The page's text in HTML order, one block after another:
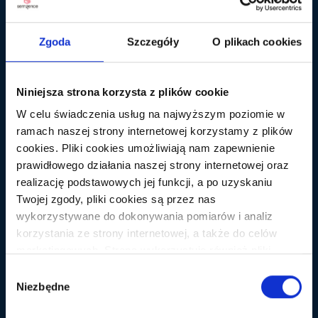
Zgoda Szczegóły O plikach cookies
Niniejsza strona korzysta z plików cookie
W celu świadczenia usług na najwyższym poziomie w
ramach naszej strony internetowej korzystamy z plików
cookies. Pliki cookies umożliwiają nam zapewnienie
prawidłowego działania naszej strony internetowej oraz
realizację podstawowych jej funkcji, a po uzyskaniu
Twojej zgody, pliki cookies są przez nas
wykorzystywane do dokonywania pomiarów i analiz
korzystania ze strony internetowej, a także do celów
anonimowe pingi) podmiotów trzecich w celu korzystania
zgody
Niezbędne
RÓŻNE
Naturalne linkowanie – bezpieczny
linkbuilding?
Wielokrotnie są opisywane różne propozycje związane
z pozycjonowaniem serwisu skupiające się na
przedstawieniu aspektów pozyskiwania odnośników.
Wielokrotnie dostaję pytania typu a ile procent
anchorów w całym procesie można użyć? Do wróżki
mi daleko ale procenty lubię 😉 Mkane na swoim blogu
przedstawił kilka typów linków, którymi można się
posługiwać w procesie pozycjonowania. Są to: Link […]